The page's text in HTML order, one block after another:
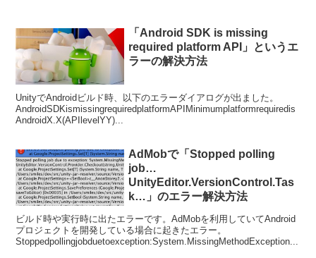
「Android SDK is missing
required platform API」というエ
ラーの解決方法
UnityでAndroidビルド時、以下のエラーダイアログが出ました。
AndroidSDKismissingrequiredplatformAPIMinimumplatformrequiredis
AndroidX.X(APIlevelYY)...
AdMobで「Stopped polling
job…
UnityEditor.VersionControl.Tas
k…」のエラー解決方法
ビルド時や実行時に出たエラーです。AdMobを利用していてAndroid
プロジェクトを開発している場合に起きたエラー。
Stoppedpollingjobduetoexception:System.MissingMethodException...